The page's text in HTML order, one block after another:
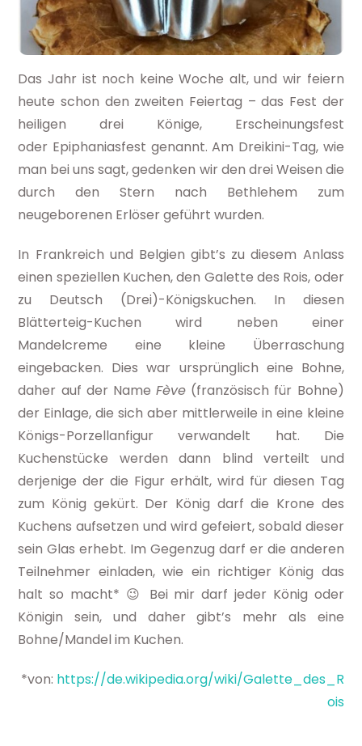
Das Jahr ist noch keine Woche alt, und wir feiern
heute schon den zweiten Feiertag – das Fest der
heiligen drei Könige, Erscheinungsfest
oder Epiphaniasfest genannt. Am Dreikini-Tag, wie
man bei uns sagt, gedenken wir den drei Weisen die
durch den Stern nach Bethlehem zum
neugeborenen Erlöser geführt wurden.
In Frankreich und Belgien gibt’s zu diesem Anlass
einen speziellen Kuchen, den Galette des Rois, oder
zu Deutsch (Drei)-Königskuchen. In diesen
Blätterteig-Kuchen wird neben einer
Mandelcreme eine kleine Überraschung
eingebacken. Dies war ursprünglich eine Bohne,
daher auf der NameFève (französisch für Bohne)
der Einlage, die sich aber mittlerweile in eine kleine
Königs-Porzellanfigur verwandelt hat. Die
Kuchenstücke werden dann blind verteilt und
derjenige der die Figur erhält, wird für diesen Tag
zum König gekürt. Der König darf die Krone des
Kuchens aufsetzen und wird gefeiert, sobald dieser
sein Glas erhebt. Im Gegenzug darf er die anderen
Teilnehmer einladen, wie ein richtiger König das
halt so macht* 😉 Bei mir darf jeder König oder
Königin sein, und daher gibt’s mehr als eine
Bohne/Mandel im Kuchen.
*von: https://de.wikipedia.org/wiki/Galette_des_R
ois